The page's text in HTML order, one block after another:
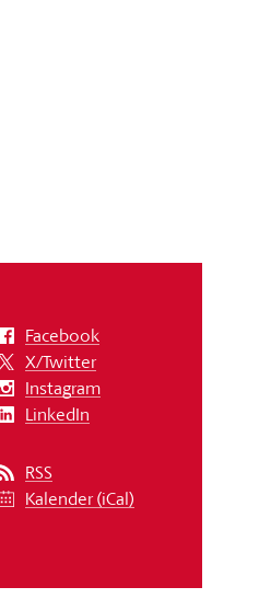
Facebook
X/Twitter
Instagram
LinkedIn
RSS
Kalender (iCal)